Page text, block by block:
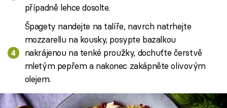
případně lehce dosolte.
Špagety nandejte na talíře, navrch natrhejte
mozzarellu na kousky, posypte bazalkou
nakrájenou na tenké proužky, dochuťte čerstvě
mletým pepřem a nakonec zakápněte olivovým
olejem.